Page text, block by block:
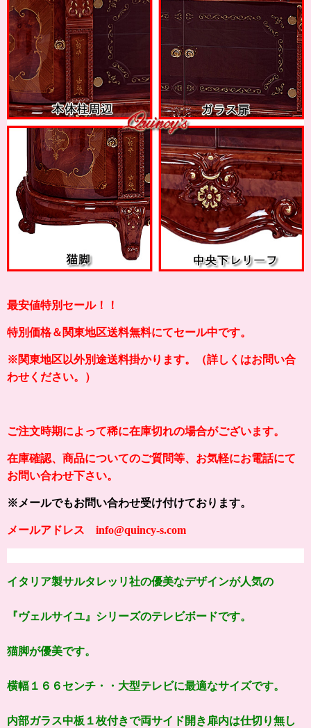
最安値特別セール！！
特別価格＆関東地区送料無料にてセール中です。
※関東地区以外別途送料掛かります。（詳しくはお問い合
わせください。）
ご注文時期によって稀に在庫切れの場合がございます。
在庫確認、商品についてのご質問等、お気軽にお電話にて
お問い合わせ下さい。
※メールでもお問い合わせ受け付けております。
メールアドレス info@quincy-s.com
イタリア製サルタレッリ社の優美なデザインが人気の
『ヴェルサイユ』シリーズのテレビボードです。
猫脚が優美です。
横幅１６６センチ・・大型テレビに最適なサイズです。
内部ガラス中板１枚付きで両サイド開き扉内は仕切り無し